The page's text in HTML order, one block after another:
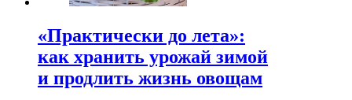
«Практически до лета»:
как хранить урожай зимой
и продлить жизнь овощам